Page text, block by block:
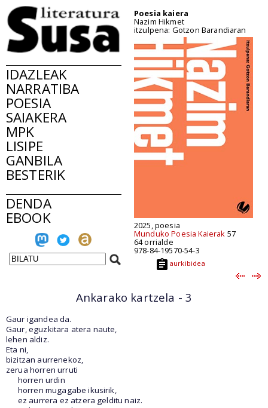
IDAZLEAK
NARRATIBA
POESIA
SAIAKERA
MPK
LISIPE
GANBILA
BESTERIK
DENDA
EBOOK
Poesia kaiera
Nazim Hikmet
itzulpena: Gotzon Barandiaran
2025, poesia
Munduko Poesia Kaierak 57
64 orrialde
978-84-19570-54-3
aurkibidea
Ankarako kartzela - 3
Gaur igandea da.
Gaur, eguzkitara atera naute,
lehen aldiz.
Eta ni,
bizitzan aurrenekoz,
zerua horren urruti
horren urdin
horren mugagabe ikusirik,
ez aurrera ez atzera gelditu naiz.